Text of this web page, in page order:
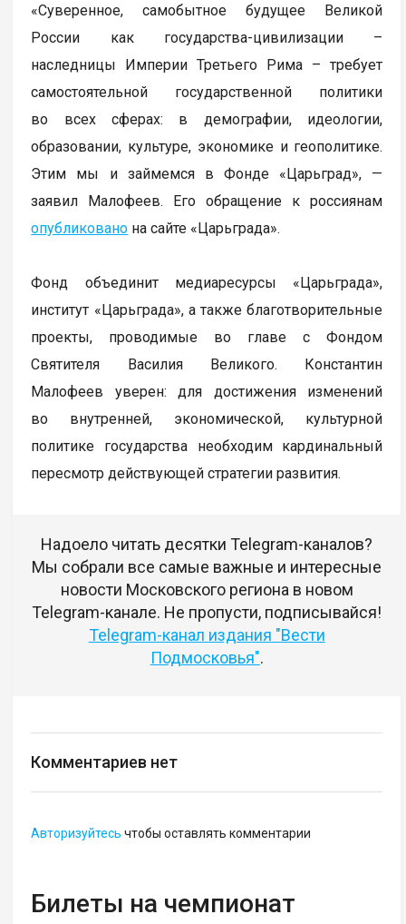
«Суверенное, самобытное будущее Великой
России как государства-цивилизации –
наследницы Империи Третьего Рима – требует
самостоятельной государственной политики
во всех сферах: в демографии, идеологии,
образовании, культуре, экономике и геополитике.
Этим мы и займемся в Фонде «Царьград», —
заявил Малофеев. Его обращение к россиянам
опубликовано на сайте «Царьграда».
Фонд объединит медиаресурсы «Царьграда»,
институт «Царьграда», а также благотворительные
проекты, проводимые во главе с Фондом
Святителя Василия Великого. Константин
Малофеев уверен: для достижения изменений
во внутренней, экономической, культурной
политике государства необходим кардинальный
пересмотр действующей стратегии развития.
Надоело читать десятки Telegram-каналов?
Мы собрали все самые важные и интересные
новости Московского региона в новом
Telegram-канале. Не пропусти, подписывайся!
Telegram-канал издания "Вести
Подмосковья".
Комментариев нет
Авторизуйтесь чтобы оставлять комментарии
Билеты на чемпионат